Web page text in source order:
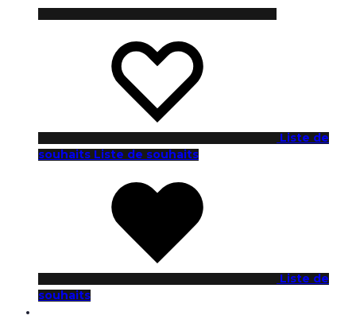
Liste de
souhaits Liste de souhaits
Liste de
souhaits